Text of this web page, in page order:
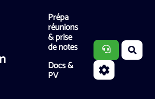
Prépa
réunions
& prise
de notes
Docs &
PV